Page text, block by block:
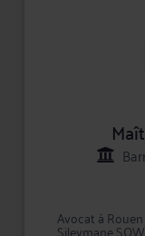
Avocat à
Sileymane